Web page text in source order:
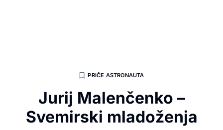
PRIČE ASTRONAUTA
Jurij Malenčenko –
Svemirski mladoženja